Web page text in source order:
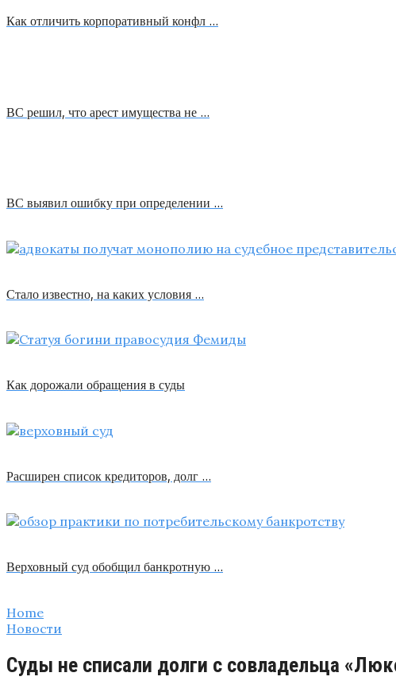
Как отличить корпоративный конфл …
ВС решил, что арест имущества не …
ВС выявил ошибку при определении …
Стало известно, на каких условия …
Как дорожали обращения в суды
Расширен список кредиторов, долг …
Верховный суд обобщил банкротную …
Home
Новости
Суды не списали долги с совладельца